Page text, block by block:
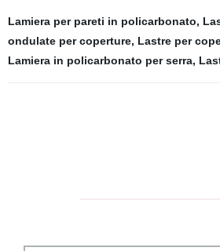
Lamiera per pareti in policarbonato,
ondulate per coperture, Lastre per
Lamiera in policarbonato per serra,